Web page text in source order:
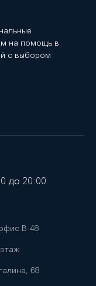
на помощь в
с выбором
до 20:00
B-48
68